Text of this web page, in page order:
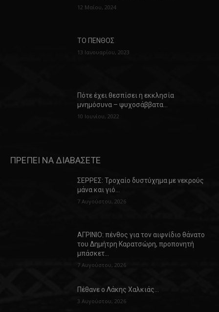
12 Μαΐου, 2024
ΤΟ ΠΕΝΘΟΣ
13 Ιανουαρίου, 2023
Πότε έχει θεσπίσει η εκκλησία
μνημόσυνα – ψυχοσάββατα…
10 Ιουνίου, 2022
ΠΡΕΠΕΙ ΝΑ ΔΙΑΒΑΣΕΤΕ
ΣΕΡΡΕΣ: Τροχαίο δυστύχημα με νεκρούς
μάνα και γιό…
7 Αυγούστου, 2026
ΑΓΡΙΝΙΟ: πένθος για τον αιφνίδιο θάνατο
του Δημήτρη Καρατσώρη, προπονητή
μπάσκετ…
7 Αυγούστου, 2026
Πέθανε ο Λάκης Χαλκιάς…
3 Αυγούστου, 2026